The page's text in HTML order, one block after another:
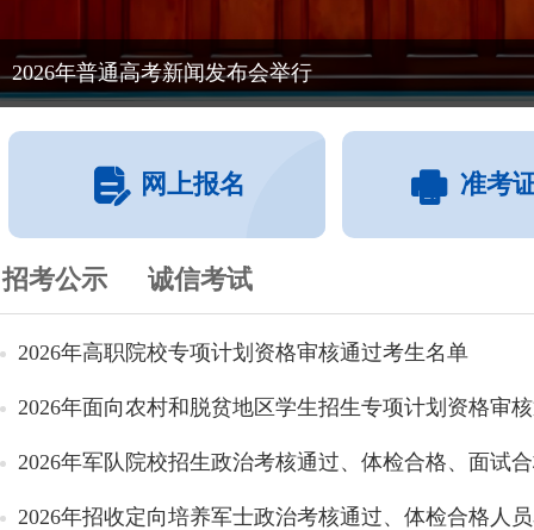
2026年普通高考新闻发布会举行
网上报名 准考
招考公示 诚信考试
2026年高职院校专项计划资格审核通过考生名单
2026年面向农村和脱贫地区学生招生专项计划资格审
2026年军队院校招生政治考核通过、体检合格、面试
2026年招收定向培养军士政治考核通过、体检合格人